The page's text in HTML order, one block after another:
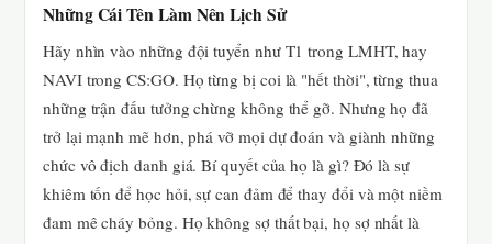
Những Cái Tên Làm Nên Lịch Sử
Hãy nhìn vào những đội tuyển như T1 trong LMHT, hay
NAVI trong CS:GO. Họ từng bị coi là "hết thời", từng thua
những trận đấu tưởng chừng không thể gỡ. Nhưng họ đã
trở lại mạnh mẽ hơn, phá vỡ mọi dự đoán và giành những
chức vô địch danh giá. Bí quyết của họ là gì? Đó là sự
khiêm tốn để học hỏi, sự can đảm để thay đổi và một niềm
đam mê cháy bỏng. Họ không sợ thất bại, họ sợ nhất là